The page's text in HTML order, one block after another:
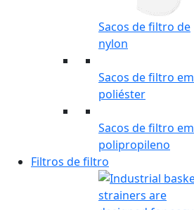
Sacos de filtro de
nylon
Sacos de filtro em
poliéster
Sacos de filtro em
polipropileno
Filtros de filtro